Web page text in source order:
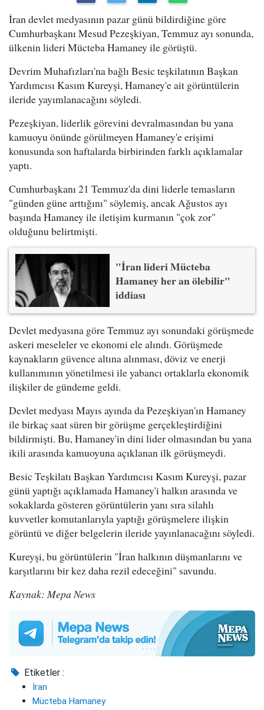
İran devlet medyasının pazar günü bildirdiğine göre
Cumhurbaşkanı Mesud Pezeşkiyan, Temmuz ayı sonunda,
ülkenin lideri Mücteba Hamaney ile görüştü.
Devrim Muhafızları'na bağlı Besic teşkilatının Başkan
Yardımcısı Kasım Kureyşi, Hamaney'e ait görüntülerin
ileride yayımlanacağını söyledi.
Pezeşkiyan, liderlik görevini devralmasından bu yana
kamuoyu önünde görülmeyen Hamaney'e erişimi
konusunda son haftalarda birbirinden farklı açıklamalar
yaptı.
Cumhurbaşkanı 21 Temmuz'da dini liderle temasların
"günden güne arttığını" söylemiş, ancak Ağustos ayı
başında Hamaney ile iletişim kurmanın "çok zor"
olduğunu belirtmişti.
"İran lideri Mücteba
Hamaney her an ölebilir"
iddiası
Devlet medyasına göre Temmuz ayı sonundaki görüşmede
askeri meseleler ve ekonomi ele alındı. Görüşmede
kaynakların güvence altına alınması, döviz ve enerji
kullanımının yönetilmesi ile yabancı ortaklarla ekonomik
ilişkiler de gündeme geldi.
Devlet medyası Mayıs ayında da Pezeşkiyan'ın Hamaney
ile birkaç saat süren bir görüşme gerçekleştirdiğini
bildirmişti. Bu, Hamaney'in dini lider olmasından bu yana
ikili arasında kamuoyuna açıklanan ilk görüşmeydi.
Besic Teşkilatı Başkan Yardımcısı Kasım Kureyşi, pazar
günü yaptığı açıklamada Hamaney'i halkın arasında ve
sokaklarda gösteren görüntülerin yanı sıra silahlı
kuvvetler komutanlarıyla yaptığı görüşmelere ilişkin
görüntü ve diğer belgelerin ileride yayınlanacağını söyledi.
Kureyşi, bu görüntülerin "İran halkının düşmanlarını ve
karşıtlarını bir kez daha rezil edeceğini" savundu.
Kaynak: Mepa News
Etiketler :
İran
Mücteba Hamaney